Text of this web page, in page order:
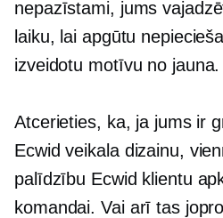
nepazīstami, jums
laiku, lai apgūtu
izveidotu motīvu no jauna.
Atcerieties, ka, ja jums ir
Ecwid veikala dizainu,
palīdzību Ecwid klientu
komandai. Vai arī tas